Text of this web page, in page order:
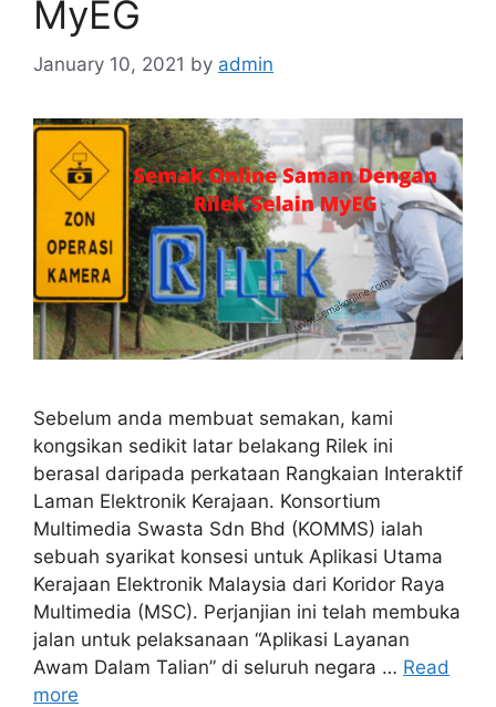
MyEG
January 10, 2021 by admin
Sebelum anda membuat semakan, kami
kongsikan sedikit latar belakang Rilek ini
berasal daripada perkataan Rangkaian Interaktif
Laman Elektronik Kerajaan. Konsortium
Multimedia Swasta Sdn Bhd (KOMMS) ialah
sebuah syarikat konsesi untuk Aplikasi Utama
Kerajaan Elektronik Malaysia dari Koridor Raya
Multimedia (MSC). Perjanjian ini telah membuka
jalan untuk pelaksanaan “Aplikasi Layanan
Awam Dalam Talian” di seluruh negara … Read
more